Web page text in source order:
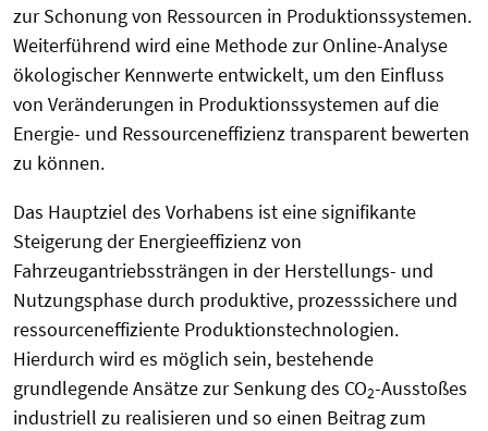
zur Schonung von Ressourcen in Produktionssystemen.
Weiterführend wird eine Methode zur Online-Analyse
ökologischer Kennwerte entwickelt, um den Einfluss
von Veränderungen in Produktionssystemen auf die
Energie- und Ressourceneffizienz transparent bewerten
zu können.
Das Hauptziel des Vorhabens ist eine signifikante
Steigerung der Energieeffizienz von
Fahrzeugantriebssträngen in der Herstellungs- und
Nutzungsphase durch produktive, prozesssichere und
ressourceneffiziente Produktionstechnologien.
Hierdurch wird es möglich sein, bestehende
grundlegende Ansätze zur Senkung des CO2-Ausstoßes
industriell zu realisieren und so einen Beitrag zum